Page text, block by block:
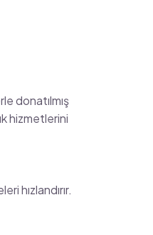
donatılmış
hizmetlerini
hızlandırır.